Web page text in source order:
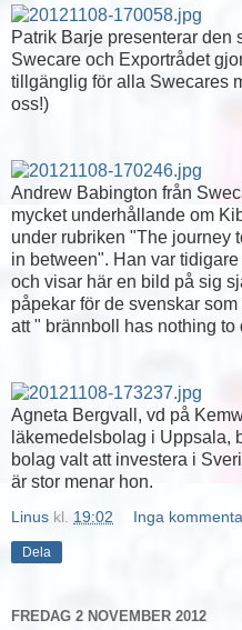
Patrik Barje presenterar den
Swecare och Exportrådet
tillgänglig för alla Swecares
oss!)
Andrew Babington från
mycket underhållande om
under rubriken "The journey
in between". Han var
och visar här en bild på sig
påpekar för de svenskar
att " brännboll has nothing to
Agneta Bergvall, vd på
läkemedelsbolag i Uppsala,
bolag valt att investera i
är stor menar hon.
Linus kl. 19:02 Inga
Dela
FREDAG 2 NOVEMBER 2012